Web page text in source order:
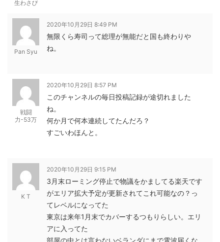
生わさび
Pan Syu
2020年10月29日 8:49 PM
無限くら寿司って総理が無能だと国も終わりや
ね。
戦闘
力-53万
2020年10月29日 8:57 PM
このチャンネルの毎日投稿記録が途切れました
ね。
何か月で何本連続してたんだろ？
すごいわほんと。
K T
2020年10月29日 9:15 PM
3月末ローミング停止で物議をかましてる楽天です
がエリア拡大予定が更新されてこれ可能なの？っ
てレベルになってた
東京は来年1月末でカバーするつもりらしい。エリ
アに入ってた
部屋の中とは言わないベランダにまで電波届くな